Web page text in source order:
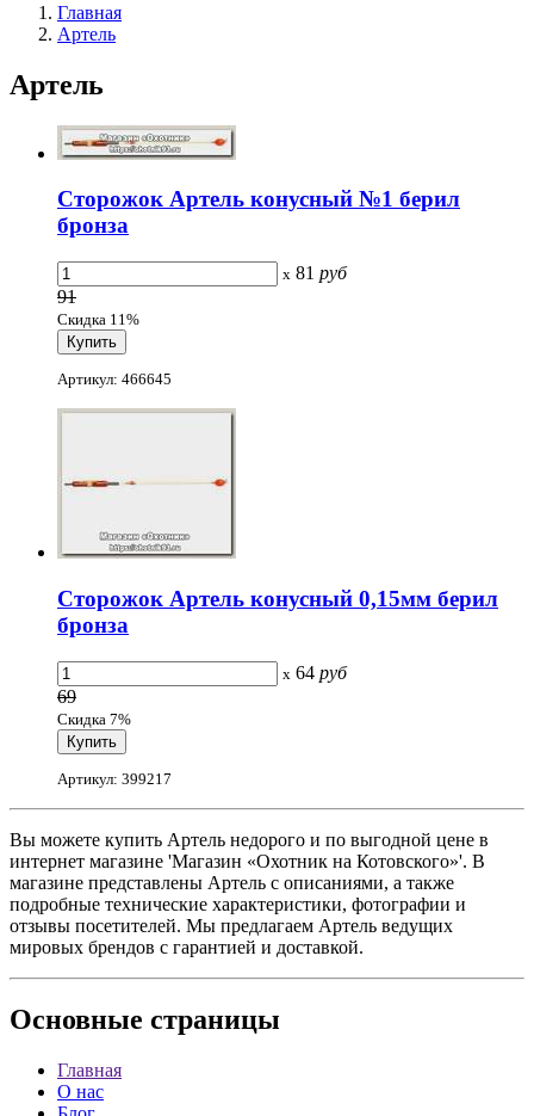
Главная
Артель
Артель
Сторожок Артель конусный №1 берил
бронза
x 81 руб
91
Скидка 11%
Артикул: 466645
Сторожок Артель конусный 0,15мм берил
бронза
x 64 руб
69
Скидка 7%
Артикул: 399217
Вы можете купить Артель недорого и по выгодной цене в
интернет магазине 'Магазин «Охотник на Котовского»'. В
магазине представлены Артель с описаниями, а также
подробные технические характеристики, фотографии и
отзывы посетителей. Мы предлагаем Артель ведущих
мировых брендов с гарантией и доставкой.
Основные страницы
Главная
О нас